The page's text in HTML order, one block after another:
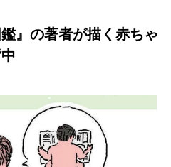
』の著者が描く赤ちゃ